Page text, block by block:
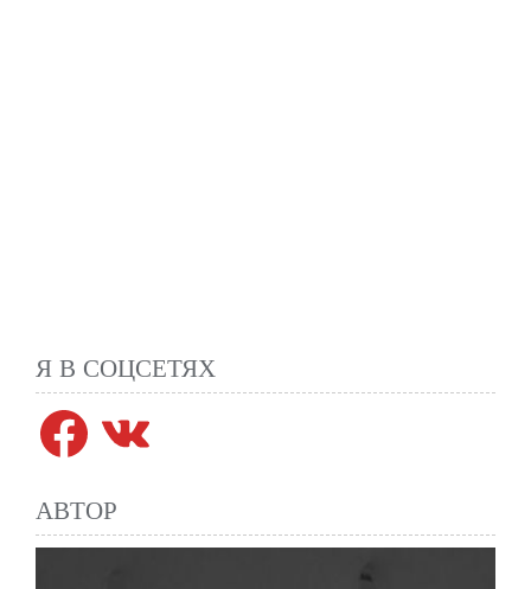
Я В СОЦСЕТЯХ
Facebook
АВТОР